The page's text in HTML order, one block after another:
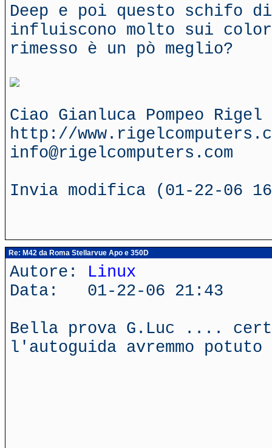
Deep e poi questo schifo
influiscono molto sui
rimesso è un pò meglio?
Ciao Gianluca Pompeo Rigel
http://
info@rigelcomputers.com
Invia modifica (01-22-06
Re: M42 da Roma Stellarvue Apo e 350D
Autore: Linux
Data: 01-22-06 21:43
Bella prova G.Luc ....
l'autoguida avremmo